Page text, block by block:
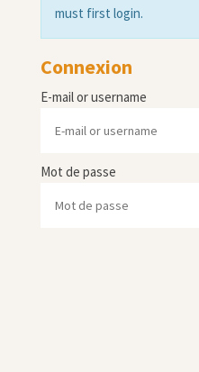
must first login.
Connexion
E-mail or username
Mot de passe